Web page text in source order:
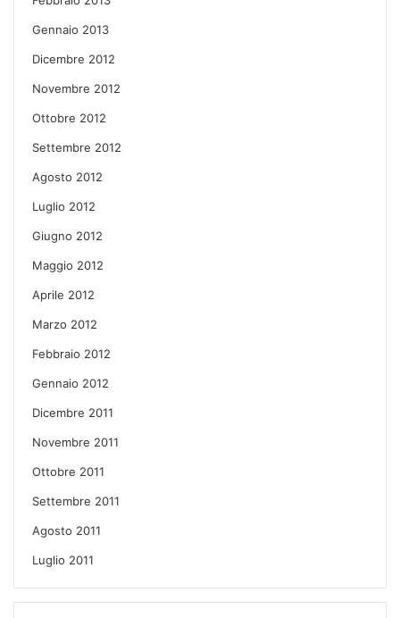
Gennaio 2013
Dicembre 2012
Novembre 2012
Ottobre 2012
Settembre 2012
Agosto 2012
Luglio 2012
Giugno 2012
Maggio 2012
Aprile 2012
Marzo 2012
Febbraio 2012
Gennaio 2012
Dicembre 2011
Novembre 2011
Ottobre 2011
Settembre 2011
Agosto 2011
Luglio 2011